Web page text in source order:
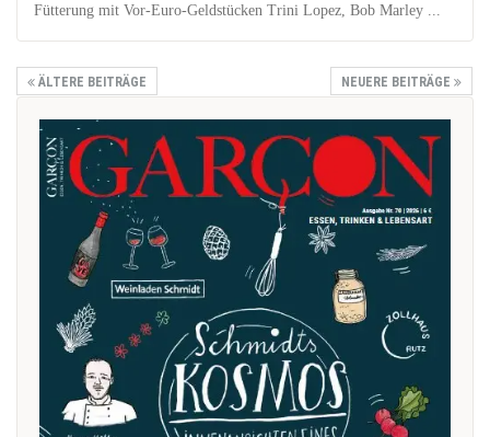
Fütterung mit Vor-Euro-Geldstücken Trini Lopez, Bob Marley ...
ÄLTERE BEITRÄGE NEUERE BEITRÄGE